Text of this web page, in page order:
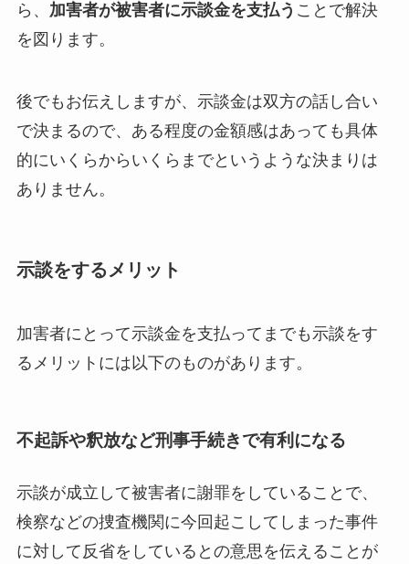
ら、 加害者が被害者に示談金を支払う ことで解決
を図ります。
後でもお伝えしますが、示談金は双方の話し合い
で決まるので、ある程度の金額感はあっても具体
的にいくらからいくらまでというような決まりは
ありません。
示談をするメリット
加害者にとって示談金を支払ってまでも示談をす
るメリットには以下のものがあります。
不起訴や釈放など刑事手続きで有利になる
示談が成立して被害者に謝罪をしていることで、
検察などの捜査機関に今回起こしてしまった事件
に対して反省をしているとの意思を伝えることが